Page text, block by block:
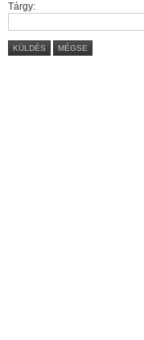
Tárgy:
KÜLDÉS MÉGSE